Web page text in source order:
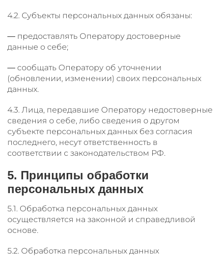
4.2. Субъекты персональных данных обязаны:
— предоставлять Оператору достоверные
данные о себе;
— сообщать Оператору об уточнении
(обновлении, изменении) своих персональных
данных.
4.3. Лица, передавшие Оператору недостоверные
сведения о себе, либо сведения о другом
субъекте персональных данных без согласия
последнего, несут ответственность в
соответствии с законодательством РФ.
5. Принципы обработки
персональных данных
5.1. Обработка персональных данных
осуществляется на законной и справедливой
основе.
5.2. Обработка персональных данных